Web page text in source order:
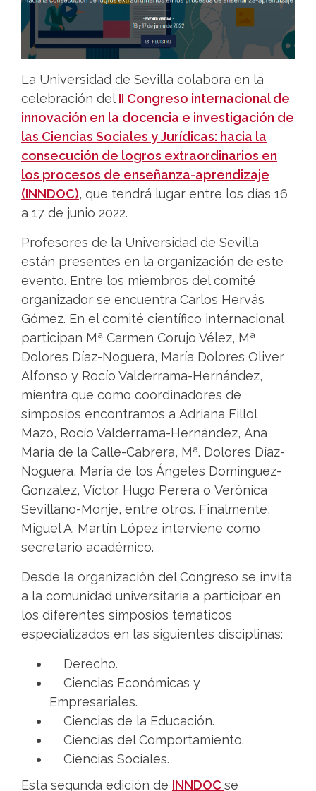
La Universidad de Sevilla colabora en la
celebración del II Congreso internacional de
innovación en la docencia e investigación de
las Ciencias Sociales y Jurídicas: hacia la
consecución de logros extraordinarios en
los procesos de enseñanza-aprendizaje
(INNDOC), que tendrá lugar entre los días 16
a 17 de junio 2022.
Profesores de la Universidad de Sevilla
están presentes en la organización de este
evento. Entre los miembros del comité
organizador se encuentra Carlos Hervás
Gómez. En el comité científico internacional
participan Mª Carmen Corujo Vélez, Mª
Dolores Díaz-Noguera, María Dolores Oliver
Alfonso y Rocío Valderrama-Hernández,
mientra que como coordinadores de
simposios encontramos a Adriana Fillol
Mazo, Rocío Valderrama-Hernández, Ana
María de la Calle-Cabrera, Mª. Dolores Díaz-
Noguera, María de los Ángeles Domínguez-
González, Víctor Hugo Perera o Verónica
Sevillano-Monje, entre otros. Finalmente,
Miguel A. Martín López interviene como
secretario académico.
Desde la organización del Congreso se invita
a la comunidad universitaria a participar en
los diferentes simposios temáticos
especializados en las siguientes disciplinas:
Derecho.
Ciencias Económicas y
Empresariales.
Ciencias de la Educación.
Ciencias del Comportamiento.
Ciencias Sociales.
Esta segunda edición de INNDOC se